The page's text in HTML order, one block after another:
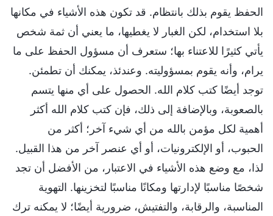
الحفظ يقوم بذلك بانتظام. قد تكون هذه الأشياء في مكانها
بلا استخدام، لكن الغبار لا يغطيها، ما يعني أن ثمة شخص
يأتي كثيرًا للاعتناء بها؛ ستعرف أن مسؤول الحفظ على ما
يرام، وأنه يقوم بمسؤوليته. وعندئذ، يمكنك أن تطمئن.
توجد أيضًا كتب كلام الله. الحصول على أي منها يتسم
بالصعوبة، وبالإضافة إلى ذلك، فإن كتب كلام الله أكثر
أهمية لكل مؤمن بالله من أي شيء آخر؛ أكثر من
الحبوب، أو الإلكترونيات، أو أي عنصر آخر من هذا القبيل.
لذا، مع وضع هذه الأشياء في الاعتبار، من الأفضل أن تجد
شخصًا مناسبًا لإدارتها ومكانًا مناسبًا لتخزينها. التهوية
المناسبة، والرقابة، والتفتيش، ضرورية أيضًا؛ لا يمكنه ترك